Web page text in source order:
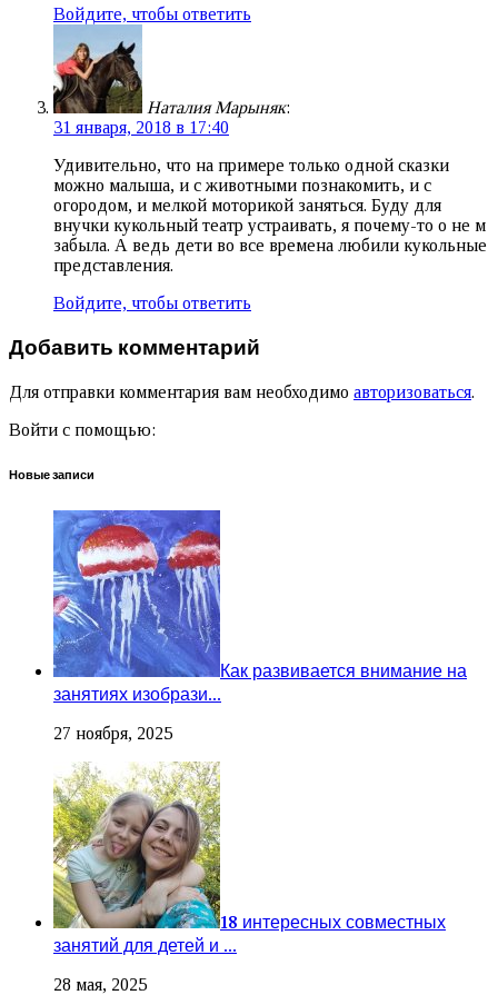
Войдите, чтобы ответить
Наталия Марыняк:
31 января, 2018 в 17:40
Удивительно, что на примере только одной сказки
можно малыша, и с животными познакомить, и с
огородом, и мелкой моторикой заняться. Буду для
внучки кукольный театр устраивать, я почему-то о не м
забыла. А ведь дети во все времена любили кукольные
представления.
Войдите, чтобы ответить
Добавить комментарий
Для отправки комментария вам необходимо авторизоваться.
Войти с помощью:
Новые записи
Как развивается внимание на
занятиях изобрази...
27 ноября, 2025
18 интересных совместных
занятий для детей и ...
28 мая, 2025